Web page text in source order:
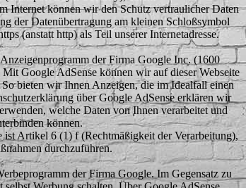
Internet können wir den Schutz vertraulicher Daten
der Datenübertragung am kleinen Schloßsymbol
(anstatt http) als Teil unserer Internetadresse.
der Firma Google Inc. (1600
Google AdSense können wir auf dieser Webseite
bieten wir Ihnen Anzeigen, die im Idealfall einen
über Google AdSense erklären wir
welche Daten von Ihnen verarbeitet und
können.
Artikel 6 (1) f (Rechtmäßigkeit der Verarbeitung),
durchzuführen.
der Firma Google. Im Gegensatz zu